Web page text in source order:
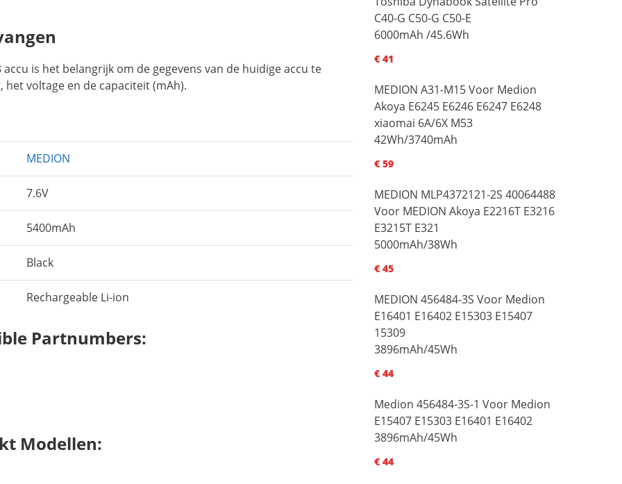
is het belangrijk om de gegevens van de huidige accu te
voltage en de capaciteit (mAh).
MEDION
7.6V
5400mAh
Black
Rechargeable Li-ion
Partnumbers:
Modellen:
C40-G C50-G C50-E
6000mAh /45.6Wh
€ 41
MEDION A31-M15 Voor Medion
Akoya E6245 E6246 E6247 E6248
xiaomai 6A/6X M53
42Wh/3740mAh
€ 59
MEDION MLP4372121-2S 40064488
Voor MEDION Akoya E2216T E3216
E3215T E321
5000mAh/38Wh
€ 45
MEDION 456484-3S Voor Medion
E16401 E16402 E15303 E15407
15309
3896mAh/45Wh
€ 44
Medion 456484-3S-1 Voor Medion
E15407 E15303 E16401 E16402
3896mAh/45Wh
€ 44